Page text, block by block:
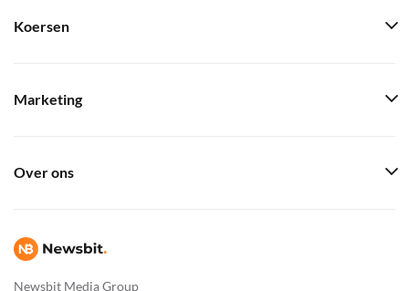
Newsbit Media Group
Koersen
Marketing
Over ons